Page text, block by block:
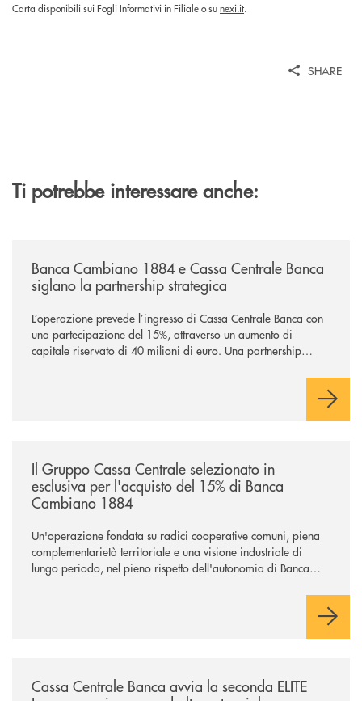
Carta disponibili sui Fogli Informativi in Filiale o sunexi.it.
SHARE
Ti potrebbe interessare anche:
Banca Cambiano 1884 e Cassa Centrale Banca
siglano la partnership strategica
L’operazione prevede l’ingresso di Cassa Centrale Banca con
una partecipazione del 15%, attraverso un aumento di
capitale riservato di 40 milioni di euro. Una partnership
comuni e sulla prossimità ai territori, per ampliare l’offerta e
Il Gruppo Cassa Centrale selezionato in
esclusiva per l'acquisto del 15% di Banca
Cambiano 1884
Un'operazione fondata su radici cooperative comuni, piena
complementarietà territoriale e una visione industriale di
lungo periodo, nel pieno rispetto dell'autonomia di Banca
negoziazione esclusiva per la finalizzazione dell’operazione.
Cassa Centrale Banca avvia la seconda ELITE